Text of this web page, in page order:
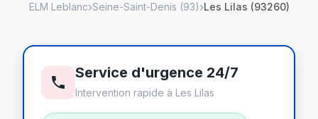
ELM Leblanc Seine-Saint-Denis (93) Les Lilas (93260)
Service d'urgence 24/7
Intervention rapide à Les Lilas